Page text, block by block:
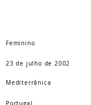
Feminino
23 de julho de 2002
Mediterrânica